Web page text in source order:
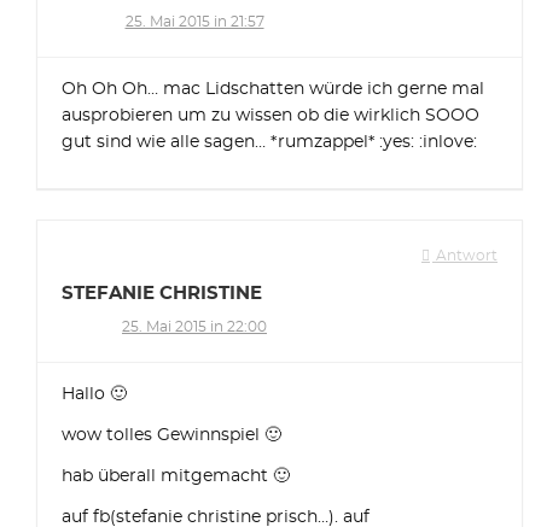
25. Mai 2015 in 21:57
Oh Oh Oh… mac Lidschatten würde ich gerne mal
ausprobieren um zu wissen ob die wirklich SOOO
gut sind wie alle sagen… *rumzappel* :yes: :inlove:
Antwort
STEFANIE CHRISTINE
25. Mai 2015 in 22:00
Hallo 🙂
wow tolles Gewinnspiel 🙂
hab überall mitgemacht 🙂
auf fb(stefanie christine prisch…). auf